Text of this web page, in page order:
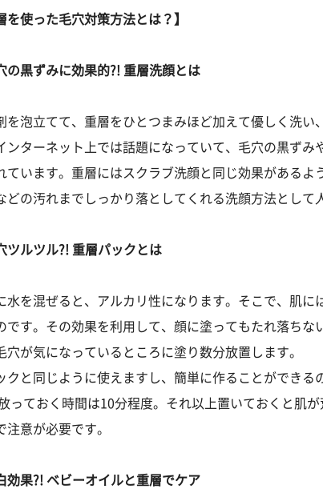
を使った毛穴対策方法とは？】
の黒ずみに効果的?! 重層洗顔とは
を泡立てて、重層をひとつまみほど加えて優しく洗い
ンターネット上では話題になっていて、毛穴の黒ずみ
ています。重層にはスクラブ洗顔と同じ効果があるよ
どの汚れまでしっかり落としてくれる洗顔方法として
ツルツル?! 重層パックとは
水を混ぜると、アルカリ性になります。そこで、肌に
です。その効果を利用して、顔に塗ってもたれ落ちな
穴が気になっているところに塗り数分放置します。
クと同じように使えますし、簡単に作ることができる
っておく時間は10分程度。それ以上置いておくと肌
注意が必要です。
効果?! ベビーオイルと重層でケア